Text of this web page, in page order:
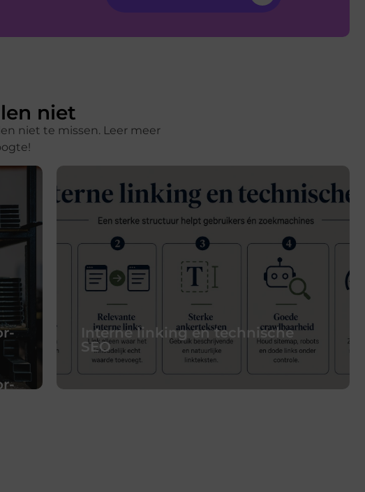
niet
niet te missen. Leer meer
Interne linking en technische
SEO